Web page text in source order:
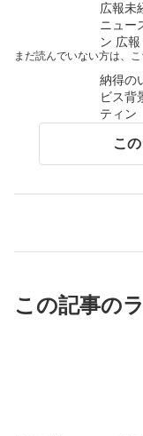
広報未
ニュー
ン 広
まだ読んでいない方は、こ
納得の
ビス背
ティン
こ
この記事の